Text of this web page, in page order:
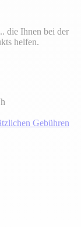
die Ihnen bei der
helfen.
Gebühren